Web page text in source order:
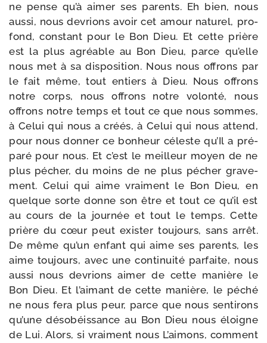
ne pense qu’à aimer ses parents. Eh bien, nous
aus­si, nous devrions avoir cet amour natu­rel, pro­
fond, constant pour le Bon Dieu. Et cette prière
est la plus agréable au Bon Dieu, parce qu’elle
nous met à sa dis­po­si­tion. Nous nous offrons par
le fait même, tout entiers à Dieu. Nous offrons
notre corps, nous offrons notre volon­té, nous
offrons notre temps et tout ce que nous sommes,
à Celui qui nous a créés, à Celui qui nous attend,
pour nous don­ner ce bon­heur céleste qu’Il a pré­
pa­ré pour nous. Et c’est le meilleur moyen de ne
plus pécher, du moins de ne plus pécher gra­ve­
ment. Celui qui aime vrai­ment le Bon Dieu, en
quelque sorte donne son être et tout ce qu’il est
au cours de la jour­née et tout le temps. Cette
prière du cœur peut exis­ter tou­jours, sans arrêt.
De même qu’un enfant qui aime ses parents, les
aime tou­jours, avec une conti­nui­té par­faite, nous
aus­si nous devrions aimer de cette manière le
Bon Dieu. Et l’aimant de cette manière, le péché
ne nous fera plus peur, parce que nous sen­ti­rons
qu’une déso­béis­sance au Bon Dieu nous éloigne
de Lui. Alors, si vrai­ment nous L’aimons, com­ment